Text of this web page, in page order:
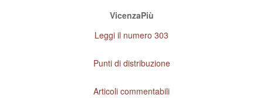
VicenzaPiù
Leggi il numero 303
Punti di distribuzione
Articoli commentabili